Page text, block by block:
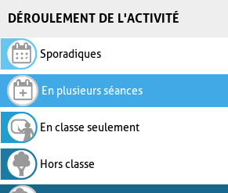
DÉROULEMENT DE L'ACTIVITÉ
Sporadiques
En plusieurs séances
En classe seulement
Hors classe